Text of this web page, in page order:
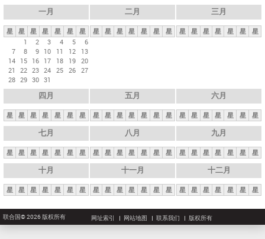
一月
星 星 星 星 星 星
星
1
2 3 4 5
6
7
8 9 10 11 12
13
14 15 16 17 18 19 20
21
22 23 24 25 26 27
28 29 30 31
二月
星 星 星 星 星 星 星
三月
星 星 星 星 星 星 星
四月
星 星 星 星 星 星 星
五月
星 星 星 星 星 星 星
六月
星 星 星 星 星 星 星
七月
星 星 星 星 星 星 星
八月
星 星 星 星 星 星 星
九月
星 星 星 星 星 星 星
十月
星 星 星 星 星 星 星
十一月
星 星 星 星 星 星 星
十二月
星 星 星 星 星 星 星
联合国© 2026 版权所有 网址索引 网站地图 联系我们 版权所有